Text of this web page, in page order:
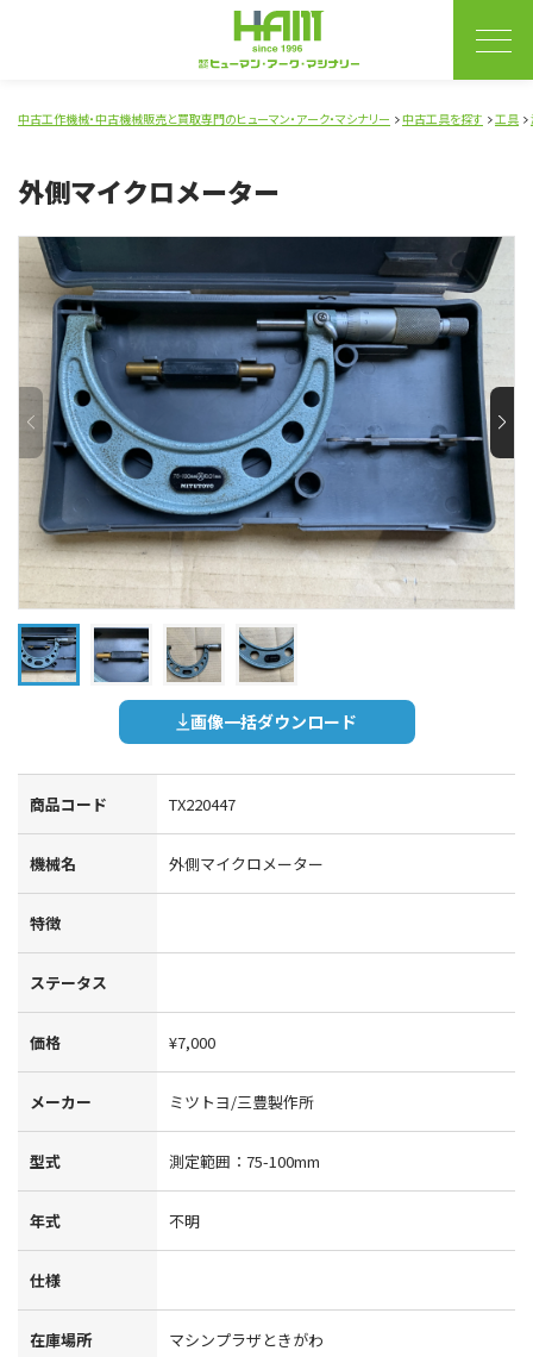
中古工作機械・中古機械販売と買取専門のヒューマン・アーク・マシナリー 中古工具を探す 工具
外側マイクロメーター
画像一括ダウンロード
商品コード TX220447
機械名 外側マイクロメーター
特徴
ステータス
価格 ¥7,000
メーカー ミツトヨ/三豊製作所
型式 測定範囲：75-100mm
年式 不明
仕様
在庫場所
マシンプラザときがわ